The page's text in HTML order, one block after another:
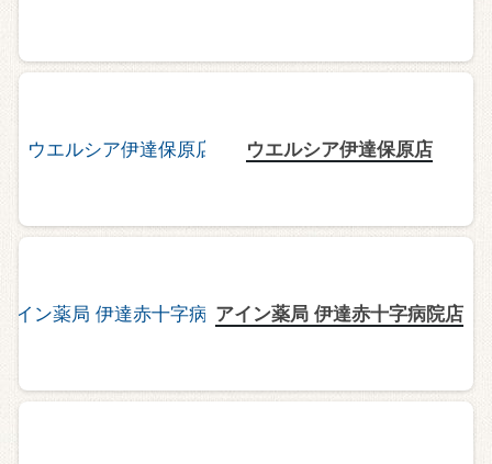
ウエルシア伊達保原店
アイン薬局 伊達赤十字病院店